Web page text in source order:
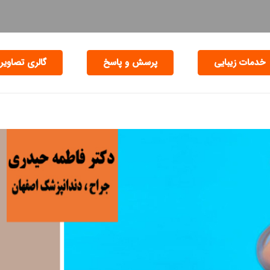
خدمات زیبایی پرسش و پاسخ گالری تصاویر